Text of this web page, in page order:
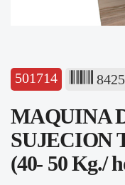
501714
MAQUINA
SUJECION
(40- 50 Kg./